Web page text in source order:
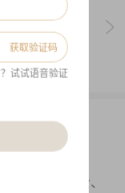
-相对价值策略-
统计双硕士、
获取验证码
试试语音验证